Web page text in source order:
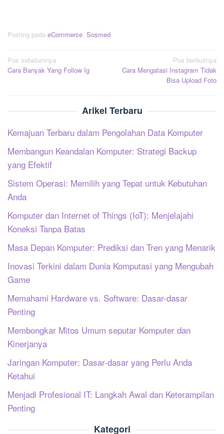
Posting pada eCommerce, Sosmed
Navigasi
pos
Pos sebelumnya
Cara Banyak Yang Follow Ig
Pos berikutnya
Cara Mengatasi Instagram Tidak
Bisa Upload Foto
Arikel Terbaru
Kemajuan Terbaru dalam Pengolahan Data Komputer
Membangun Keandalan Komputer: Strategi Backup
yang Efektif
Sistem Operasi: Memilih yang Tepat untuk Kebutuhan
Anda
Komputer dan Internet of Things (IoT): Menjelajahi
Koneksi Tanpa Batas
Masa Depan Komputer: Prediksi dan Tren yang Menarik
Inovasi Terkini dalam Dunia Komputasi yang Mengubah
Game
Memahami Hardware vs. Software: Dasar-dasar
Penting
Membongkar Mitos Umum seputar Komputer dan
Kinerjanya
Jaringan Komputer: Dasar-dasar yang Perlu Anda
Ketahui
Menjadi Profesional IT: Langkah Awal dan Keterampilan
Penting
Kategori